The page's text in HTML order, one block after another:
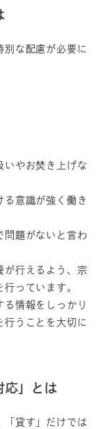
別な配慮が必要に
いやお焚き上げな
る意識が強く働き
問題がないと言わ
が行えるよう、宗
っています。
情報をしっかり
行うことを大切に
応」とは
「貸す」だけでは